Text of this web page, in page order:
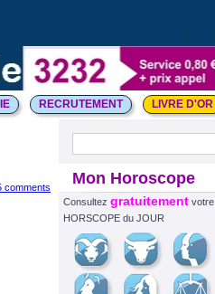
RECRUTEMENT LIVRE D'OR
comments Mon Horoscope
Consultez gratuitement votre
HORSCOPE du JOUR